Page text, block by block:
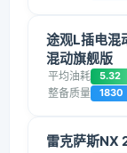
途观L插电混
混动旗舰版
平均油耗 5.32
整备质量 1830
雷克萨斯NX